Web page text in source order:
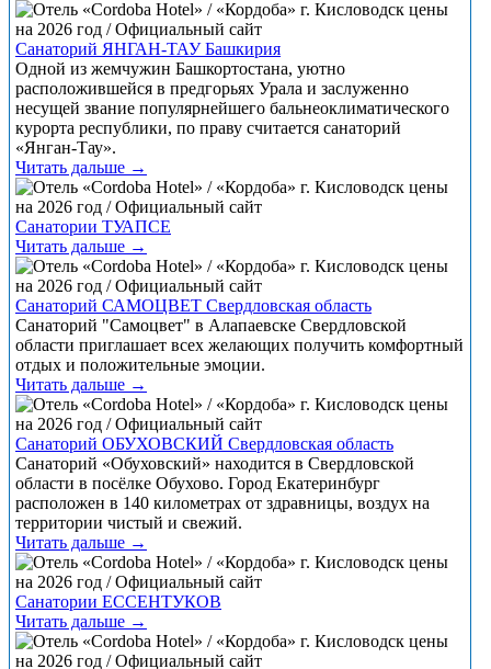
Санаторий ЯНГАН-ТАУ Башкирия
Одной из жемчужин Башкортостана, уютно
расположившейся в предгорьях Урала и заслуженно
несущей звание популярнейшего бальнеоклиматического
курорта республики, по праву считается санаторий
«Янган-Тау».
Читать дальше →
Санатории ТУАПСЕ
Читать дальше →
Санаторий САМОЦВЕТ Свердловская область
Санаторий "Самоцвет" в Алапаевске Свердловской
области приглашает всех желающих получить комфортный
отдых и положительные эмоции.
Читать дальше →
Санаторий ОБУХОВСКИЙ Свердловская область
Санаторий «Обуховский» находится в Свердловской
области в посёлке Обухово. Город Екатеринбург
расположен в 140 километрах от здравницы, воздух на
территории чистый и свежий.
Читать дальше →
Санатории ЕССЕНТУКОВ
Читать дальше →